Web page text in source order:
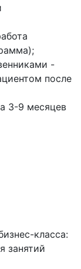
-
после
3-9 месяцев
класса:
занятий